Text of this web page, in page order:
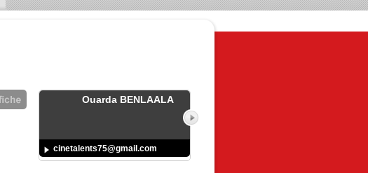
Ouarda BENLAALA
cinetalents75@gmail.com